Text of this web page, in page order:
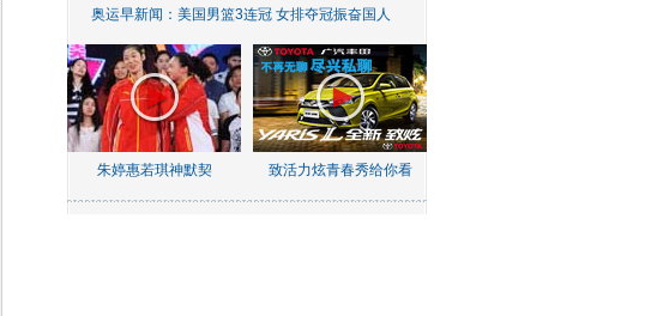
奥运早新闻：美国男篮3连冠 女排夺冠振奋国人
朱婷惠若琪神默契 致活力炫青春秀给你看